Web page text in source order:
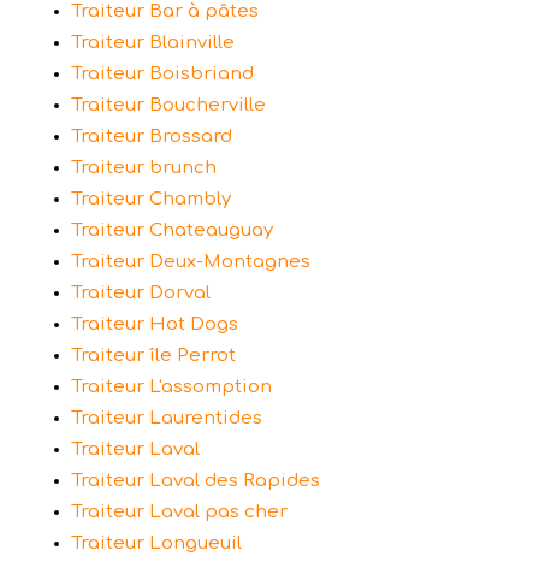
Traiteur Bar à pâtes
Traiteur Blainville
Traiteur Boisbriand
Traiteur Boucherville
Traiteur Brossard
Traiteur brunch
Traiteur Chambly
Traiteur Chateauguay
Traiteur Deux-Montagnes
Traiteur Dorval
Traiteur Hot Dogs
Traiteur île Perrot
Traiteur L'assomption
Traiteur Laurentides
Traiteur Laval
Traiteur Laval des Rapides
Traiteur Laval pas cher
Traiteur Longueuil